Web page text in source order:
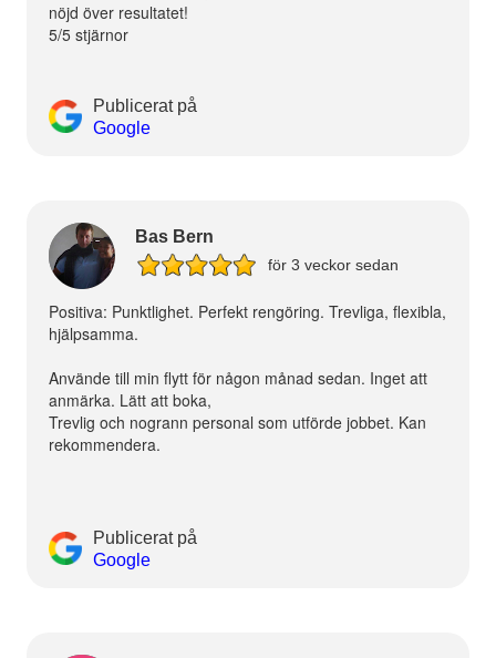
nöjd över resultatet!
5/5 stjärnor
Publicerat på
Google
Bas Bern
för 3 veckor sedan
Positiva: Punktlighet. Perfekt rengöring. Trevliga, flexibla,
hjälpsamma.
Använde till min flytt för någon månad sedan. Inget att
anmärka. Lätt att boka,
Trevlig och nogrann personal som utförde jobbet. Kan
rekommendera.
Publicerat på
Google